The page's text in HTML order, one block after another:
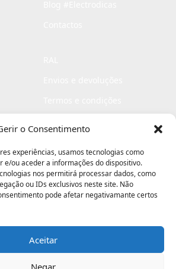
o Consentimento
experiências, usamos tecnologias como
e/ou aceder a informações do dispositivo.
nos permitirá processar dados, como
ou IDs exclusivos neste site. Não
pode afetar negativamante certos
Aceitar
Negar
Livro de elogios
- agência criativa